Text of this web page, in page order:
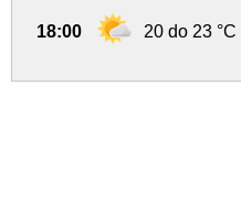
18:00 20 do 23 °C